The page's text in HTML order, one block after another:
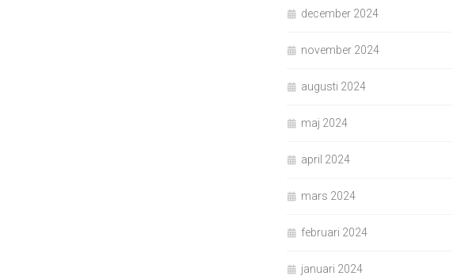
december 2024
november 2024
augusti 2024
maj 2024
april 2024
mars 2024
februari 2024
januari 2024